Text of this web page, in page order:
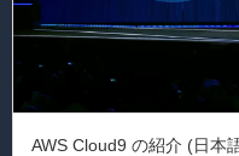
AWS Cloud9 の紹介 (日本